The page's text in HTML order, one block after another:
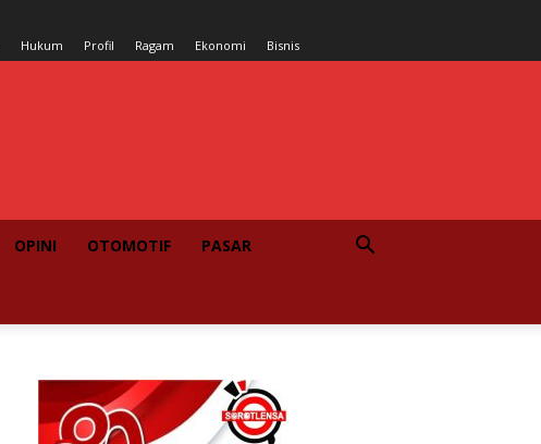
Hukum Profil Ragam Ekonomi Bisnis
OPINI OTOMOTIF PASAR